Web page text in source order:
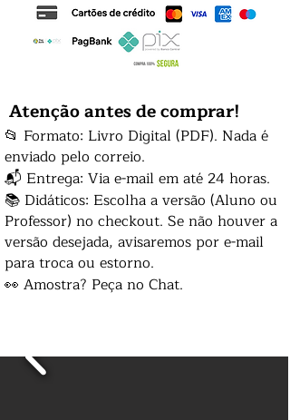
Atenção antes de comprar!
📂 Formato: Livro Digital (PDF). Nada é
enviado pelo correio.
📬 Entrega: Via e-mail em até 24 horas.
📚 Didáticos: Escolha a versão (Aluno ou
Professor) no checkout. Se não houver a
versão desejada, avisaremos por e-mail
para troca ou estorno.
👀 Amostra? Peça no Chat.